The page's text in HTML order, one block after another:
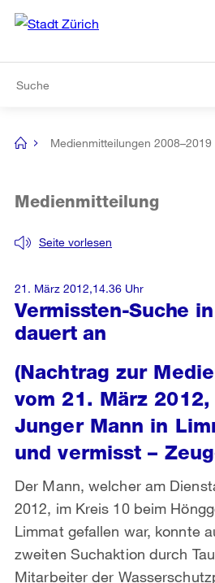
Navigation
[no
Medienmitteilungen 2008–2019
Vermissten-Suche
dauert an
Seite vorlesen
Medienmitteilung
(Nachtrag zur
vom 21. März
Junger Mann in
und vermisst –
Der Mann, welcher am
2012, im Kreis 10 beim
Limmat gefallen war, konnte
zweiten Suchaktion durch
Mitarbeiter der
21. März 2012,14.36 Uhr